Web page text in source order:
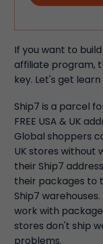
If you want to
affiliate program,
key. Let's get
Ship7 is a parcel
FREE USA & UK
Global shoppers
UK stores without
their Ship7
their packages to
Ship7
work with
stores don't ship
problems.